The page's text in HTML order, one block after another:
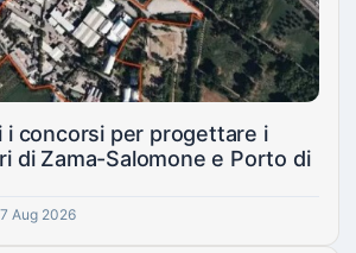
i concorsi per progettare i
di Zama-Salomone e Porto di
Aug 2026